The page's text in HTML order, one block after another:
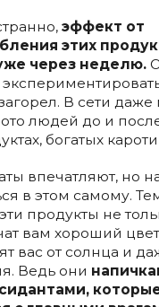
эффект от
этих
через неделю.
В сети
людей до и
богатых
впечатляют, но
в этом самому.
продукты не
вам хороший
вас от солнца и
Ведь они